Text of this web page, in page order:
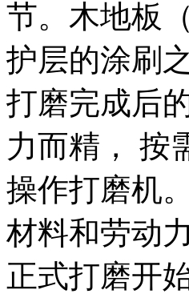
节。木地板
护层的涂刷
打磨完成后
力而精， 按
操作打磨机
材料和劳动
正式打磨开